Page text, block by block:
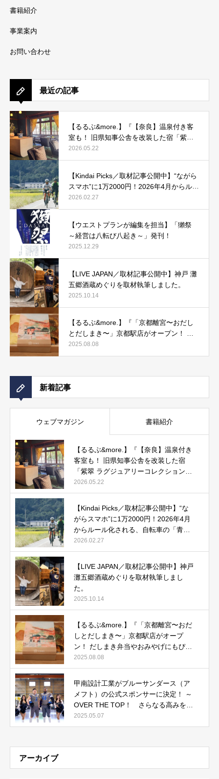
書籍紹介
事業案内
お問い合わせ
最近の記事
【るるぶ&more.】『【奈良】温泉付き客
室も！ 旧県知事公舎を改装した宿「紫翠
ラグジュアリーコレクションホテル 奈
良」で贅沢ステイ』
2026.05.22
【Kindai Picks／取材記事公開中】“ながら
スマホ”に1万2000円！2026年4月からルー
ル化される、自転車の「青切符」とは？
2026.02.27
【ウエストプランが編集を担当】「獺祭
～経営は八転び八起き～」発刊！
2025.12.29
【LIVE JAPAN／取材記事公開中】神戸 灘
五郷酒蔵めぐりを取材執筆しました。
2025.10.14
【るるぶ&more.】『「京都離宮〜おだし
とだしまき〜」京都駅店がオープン！ だ
しまき弁当やおみやげにもぴったりな人気
メニューをご紹介』記事公開中
2025.08.08
新着記事
ウェブマガジン 書籍紹介
【るるぶ&more.】『【奈良】温泉付き
客室も！ 旧県知事公舎を改装した宿
「紫翠 ラグジュアリーコレクションホ
テル 奈良」で贅沢ステイ』
2026.05.22
【Kindai Picks／取材記事公開中】“な
がらスマホ”に1万2000円！2026年4月
からルール化される、自転車の「青切
符」とは？
2026.02.27
【LIVE JAPAN／取材記事公開中】神戸
灘五郷酒蔵めぐりを取材執筆しまし
た。
2025.10.14
【るるぶ&more.】『「京都離宮〜おだ
しとだしまき〜」京都駅店がオープ
ン！ だしまき弁当やおみやげにもぴっ
たりな人気メニューをご紹介』記事公
開中
2025.08.08
甲南設計工業がブルーサンダース（ア
メフト）の公式スポンサーに決定！ ～
OVER THE TOP！ さらなる高みを目
指して～
2025.05.07
アーカイブ